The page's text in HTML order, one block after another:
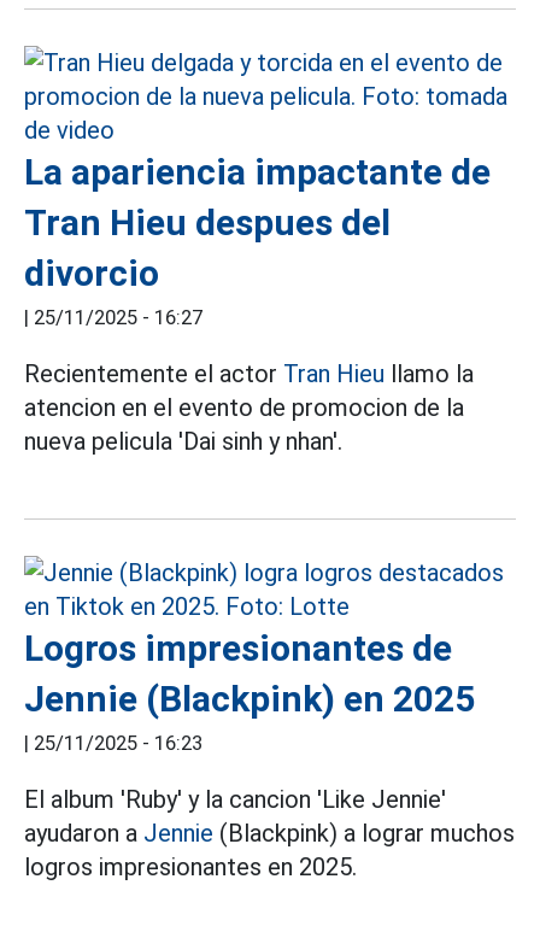
La apariencia impactante de
Tran Hieu despues del
divorcio
| 25/11/2025 - 16:27
Recientemente el actor Tran Hieu llamo la
atencion en el evento de promocion de la
nueva pelicula 'Dai sinh y nhan'.
Logros impresionantes de
Jennie (Blackpink) en 2025
| 25/11/2025 - 16:23
El album 'Ruby' y la cancion 'Like Jennie'
ayudaron a Jennie (Blackpink) a lograr muchos
logros impresionantes en 2025.